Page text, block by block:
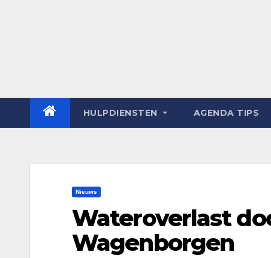
HULPDIENSTEN AGENDA TIPS
Nieuws
Wateroverlast
Wagenborgen